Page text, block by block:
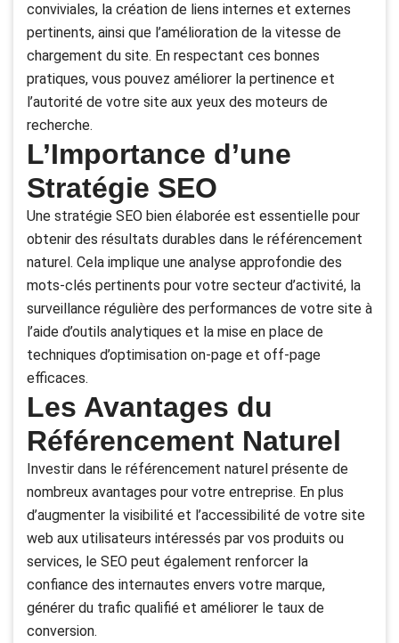
conviviales, la création de liens internes et externes
pertinents, ainsi que l’amélioration de la vitesse de
chargement du site. En respectant ces bonnes
pratiques, vous pouvez améliorer la pertinence et
l’autorité de votre site aux yeux des moteurs de
recherche.
L’Importance d’une
Stratégie SEO
Une stratégie SEO bien élaborée est essentielle pour
obtenir des résultats durables dans le référencement
naturel. Cela implique une analyse approfondie des
mots-clés pertinents pour votre secteur d’activité, la
surveillance régulière des performances de votre site à
l’aide d’outils analytiques et la mise en place de
techniques d’optimisation on-page et off-page
efficaces.
Les Avantages du
Référencement Naturel
Investir dans le référencement naturel présente de
nombreux avantages pour votre entreprise. En plus
d’augmenter la visibilité et l’accessibilité de votre site
web aux utilisateurs intéressés par vos produits ou
services, le SEO peut également renforcer la
confiance des internautes envers votre marque,
générer du trafic qualifié et améliorer le taux de
conversion.